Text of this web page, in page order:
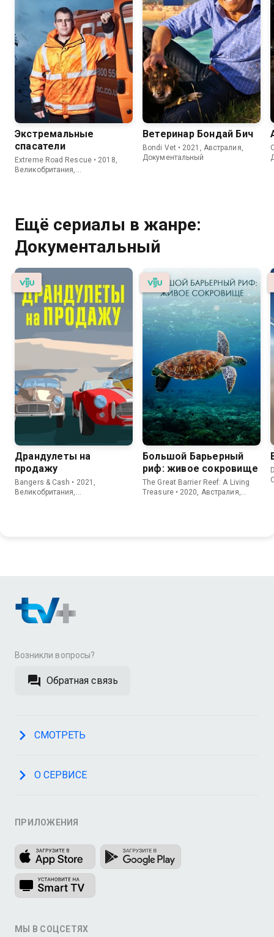
Экстремальные
спасатели
Extreme Road Rescue • 2018,
Великобритания,
Ветеринар Бондай Бич
Bondi Vet • 2021, Австралия,
Документальный
Ещё сериалы в жанре:
Документальный
Драндулеты на
продажу
Bangers & Cash • 2021,
Великобритания,
Большой Барьерный
риф: живое сокровище
The Great Barrier Reef: A Living
Treasure • 2020, Австралия,
Возникли вопросы?
Обратная связь
СМОТРЕТЬ
О СЕРВИСЕ
ПРИЛОЖЕНИЯ
МЫ В СОЦСЕТЯХ